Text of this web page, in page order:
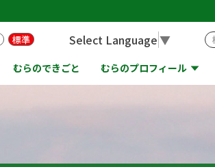
むらのできごと むらのプロフィール
標準 Select Language▼